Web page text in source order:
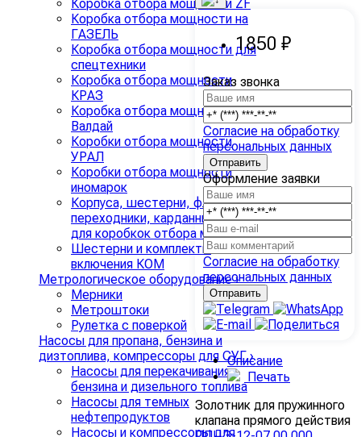
Коробка отбора мощности ZF
Коробка отбора мощности на
ГАЗЕЛЬ
Коробка отбора мощности для
спецтехники
Коробка отбора мощности
КРАЗ
Коробка отбора мощности
Валдай
Коробки отбора мощности
УРАЛ
Коробки отбора мощности
иномарок
Корпуса, шестерни, фланцы,
переходники, карданные валы
для коробкок отбора мощности
Шестерни и комплекты
включения КОМ
Метрологическое оборудование›
Мерники
Метроштоки
Рулетка с поверкой
Насосы для пропана, бензина и
дизтоплива, компрессоры для СУГ›
Насосы для перекачивания
бензина и дизельного топлива
Насосы для темных
нефтепродуктов
Насосы и компрессоры для
1850 ₽
Заказ звонка
Согласие на обработку
персональных данных
Оформление заявки
Согласие на обработку
персональных данных
Описание
Печать
Золотник для пружинного
клапана прямого действия